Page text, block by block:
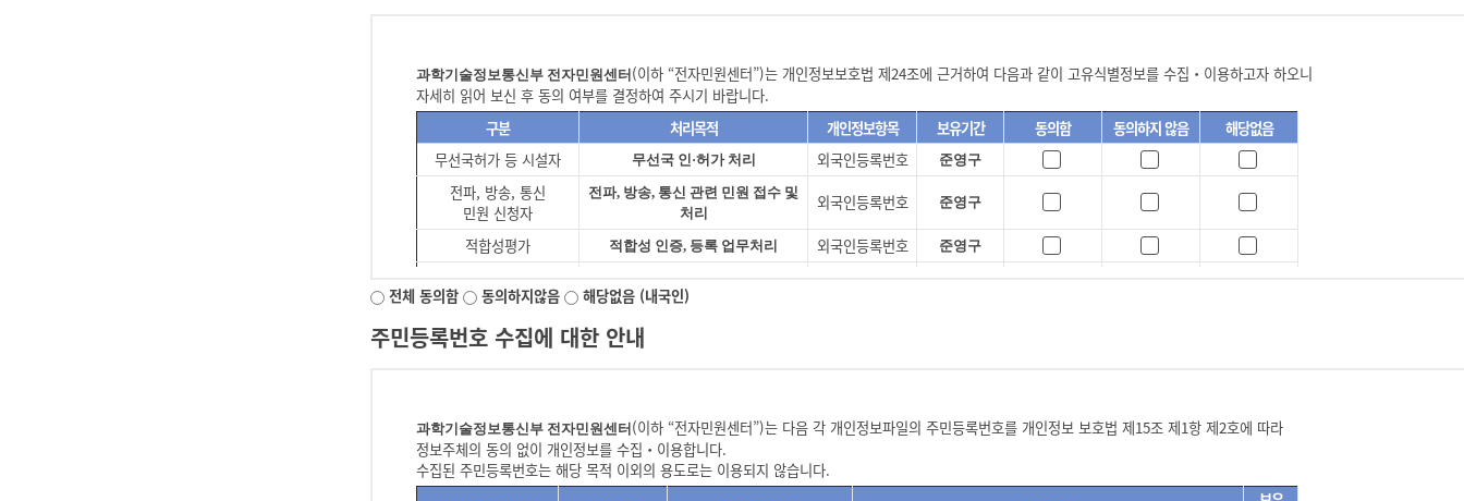
제4조 (이용 계약의 성립)
1. 이용계약은 이용자가 본 이용약관 내용에 대한 동의와 이용신청에 대하여 당 사이트의 이용승낙으로 성립합니다.
2. 본 이용약관에 대한 동의는 이용신청 당시 해당 당 사이트의 '동의함' 버튼을 누름으로써 의사표시를 합니다.
제5조 (회원가입 및 탈퇴)
1. 회원가입은 신청자가 온라인으로 당 사이트에서 제공하는 소정의 가입신청 양식에서 요구하는 사항을 기록하여 가입을 완료하는 것으로 성립됩니다.
2. 당 사이트는 다음 각 호에 해당하는 회원가입에 대하여는 가입을 취소할 수 있습니다.
1) 다른 사람의 명의를 사용하여 신청하였을 때
2) 회원가입 신청서의 내용을 허위로 기재하였거나 신청하였을 때
3) 사회의 안녕 질서 혹은 미풍양속을 저해할 목적으로 신청하였을 때
4) 다른 사람의 당 사이트 서비스 이용을 방해하거나 그 정보를 도용하는 등의 행위를 하였을 때
5) 당 사이트를 이용하여 법령과 본 약관이 금지하는 행위를 하는 경우
6) 기타 당 사이트가 정한 회원가입요건이 미비 되었을 때
4. 당 사이트가 제공하는 서비스는 아래와 같으며, 그 변경될 서비스의 내용을 이용자에게 공지하고 아래에서 정한 서비스를 변경하여 제공할 수 있습니다.
1) 당 사이트가 자체 개발하거나 다른 기관과의 협의 등을 통해 제공하는 일체의 서비스
5. 회원은 등록사항에 변경이 있는 경우, 즉시 회원정보 수정 등 기타 방법으로 당 사이트에 대하여 그 변경사항을 알려야 합니다.
구분 처리목적
전자민원 포털 회원
회원관리 이름, 이메일, 핸드폰(연락처) 회원탈퇴시까지
무선국허가 등 시설자 무선국 인·허가 처리 이름, 이메일, 핸드폰(연락처) 준영구
전파, 방송, 통신
민원 신청자
전파, 방송, 통신 관련
민원 접수 및 처리
이름, 이메일, 핸드폰(연락처) 준영구
적합성평가
적합성 인증, 등록
이름, 이메일, 핸드폰(연락처) 준영구
방송통신 인허가
신청 사업자
전파감시 등 적발자
정보주체는 “전자민원센터”에서 수집‧이용하는 개인정보에 대해 동의를 거부할 권리가 있습니다. 동의 거부 시에는 회원가입, 민원신청 및 민원처리, 증명서발급 서비스가 제한
과학기술정보통신부 전자민원센터 (이하 “전자민원센터”)는 개인정보보호법 제24조에 근거하여 다음과 같이 고유식별정보를 수집‧이용하고자 하오니
자세히 읽어 보신 후 동의 여부를 결정하여 주시기 바랍니다.
구분
처리목적 개인정보항목 보유기간 동의함 동의하지 않음
해당없음
무선국허가 등 시설자
무선국 인·허가 처리 외국인등록번호 준영구
전파, 방송, 통신
민원 신청자
전파, 방송, 통신 관련 민원 접수 및
처리
외국인등록번호 준영구
적합성평가 적합성 인증, 등록 업무처리 외국인등록번호 준영구
신청 사업자
방송·통신분야 인·허가 처리
전파감시 등 적발자 위규 및 위반 사항 관리
제한됩니다.
전체 동의함 동의하지않음 해당없음 (내국인)
주민등록번호 수집에 대한 안내
과학기술정보통신부 전자민원센터 (이하 “전자민원센터”)는 다음 각 개인정보파일의 주민등록번호를 개인정보 보호법 제15조 제1항 제2호에 따라
정보주체의 동의 없이 개인정보를 수집‧이용합니다.
수집된 주민등록번호는 해당 목적 이외의 용도로는 이용되지 않습니다.